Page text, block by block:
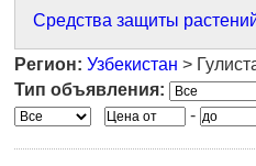
Средства защиты
Регион: Узбекистан >
Тип объявления:
-